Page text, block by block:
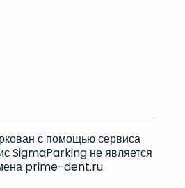
с помощью сервиса
SigmaParking не является
prime-dent.ru